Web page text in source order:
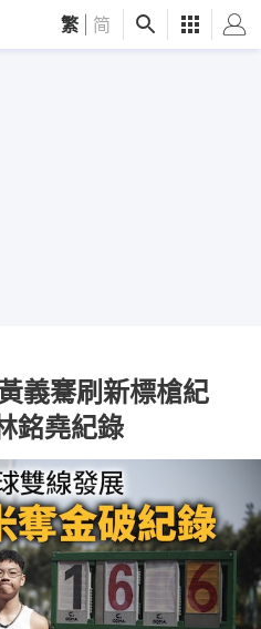
繁 简
義騫刷新標槍紀
銘堯紀錄